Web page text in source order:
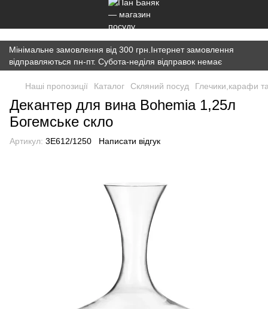
})(window,document,'script','dataLayer','GTM-K7JWBM2W');
Мінімальне замовлення від 300 грн.Інтернет замовлення
відправляються пн-пт. Субота-неділя відправок немає
Наші пропозиції Каталог Скляний посуд Глечики,карафи
Декантер для вина Bohemia 1,25л
Богемське скло
Артикул: 3E612/1250 Написати відгук